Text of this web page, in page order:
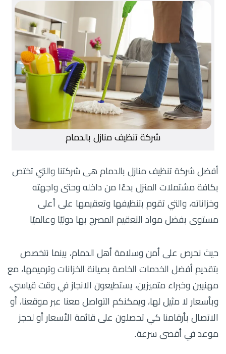
شركة تنظيف منازل بالدمام
أفضل شركة تنظيف منازل بالدمام هى شركتنا والتي تختص
بكافة مشتملات المنزل بدءًا من داخله وحتى واجهته
وخزاناته، والتي تقوم بتنظيفها وتعقيمها على أعلى
مستوى بفضل مواد التعقيم المصرح بها دوليًا وعالميًا
حيث نحرص على أمن وسلامة أهل الدمام، بينما نتخصص
بتقديم أفضل الخدمات الخاصة بصيانة الخزانات وترميمها، مع
مهنيين وخبراء متميزين، يستطيعون الانجاز في وقت قياسي،
وبأسعار لا مثيل لها، ويمكنكم التواصل معنا عبر موقعنا، أو
الاتصال بأرقامنا كي تحصلون على قائمة الأسعار أو لحجز
موعد في أقصى سرعة.